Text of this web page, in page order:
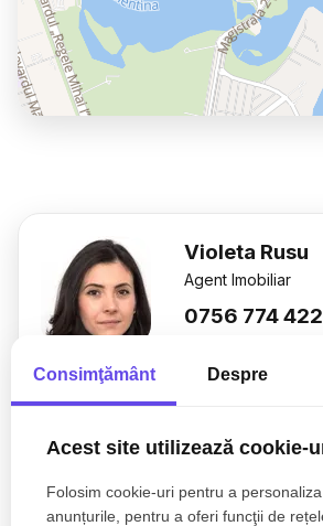
Violeta Rusu
Agent Imobiliar
0756 774 422
Consimţământ Despre
Acest site utilizează cookie-
Folosim cookie-uri pentru a
anunțurile, pentru a oferi funcţii de